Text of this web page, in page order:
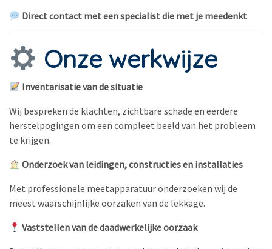
Direct contact met een specialist die met je meedenkt
Onze werkwijze
Inventarisatie van de situatie
Wij bespreken de klachten, zichtbare schade en eerdere
herstelpogingen om een compleet beeld van het probleem
te krijgen.
Onderzoek van leidingen, constructies en installaties
Met professionele meetapparatuur onderzoeken wij de
meest waarschijnlijke oorzaken van de lekkage.
Vaststellen van de daadwerkelijke oorzaak